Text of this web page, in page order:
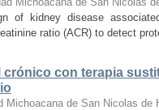
of kidney disease
ratio (ACR) to detect
crónico con terapia
Michoacana de San Nicolas de